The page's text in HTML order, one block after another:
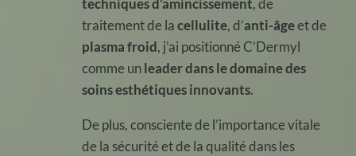
techniques d’amincissement, de
traitement de lacellulite, d’anti-âgeet de
plasma froid, j’ai positionné C’Dermyl
comme unleader dans le domaine des
soins esthétiques innovants.
De plus, consciente de l’importance vitale
de la sécurité et de la qualité dans les